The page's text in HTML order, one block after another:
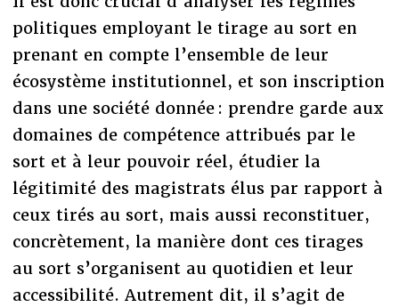
politiques employant le tirage au sort en
prenant en compte l’ensemble de leur
écosystème institutionnel, et son inscription
dans une société donnée : prendre garde aux
domaines de compétence attribués par le
sort et à leur pouvoir réel, étudier la
légitimité des magistrats élus par rapport à
ceux tirés au sort, mais aussi reconstituer,
concrètement, la manière dont ces tirages
au sort s’organisent au quotidien et leur
accessibilité. Autrement dit, il s’agit de